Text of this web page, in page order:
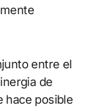
entre el
de
hace posible